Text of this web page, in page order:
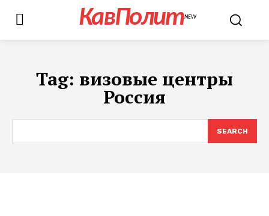
КавПолитNEW
Tag: визовые центры
Россия
SEARCH